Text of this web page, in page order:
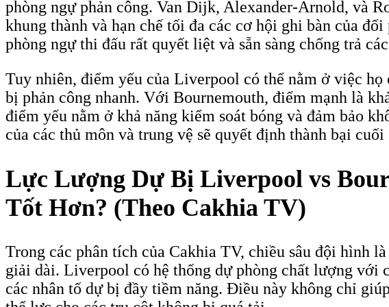
phòng ngự phản công. Van Dijk, Alexander-Arnold, và
khung thành và hạn chế tối đa các cơ hội ghi bàn của
phòng ngự thi đấu rất quyết liệt và sẵn sàng chống trả
Tuy nhiên, điểm yếu của Liverpool có thể nằm ở việc
bị phản công nhanh. Với Bournemouth, điểm mạnh là
điểm yếu nằm ở khả năng kiểm soát bóng và đảm bảo
của các thủ môn và trung vệ sẽ quyết định thành bại
Lực Lượng Dự Bị Liverpool vs
Tốt Hơn? (Theo Cakhia TV)
Trong các phân tích của Cakhia TV, chiều sâu đội hình
giải dài. Liverpool có hệ thống dự phòng chất lượng với
các nhân tố dự bị đầy tiềm năng. Điều này không chỉ